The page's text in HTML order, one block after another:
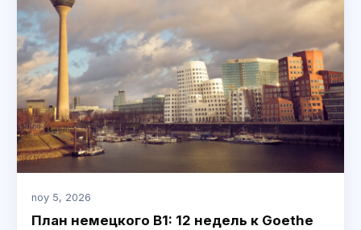
noy 5, 2026
План немецкого B1: 12 недель к Goethe